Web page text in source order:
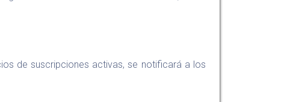
de suscripciones activas, se notificará a los